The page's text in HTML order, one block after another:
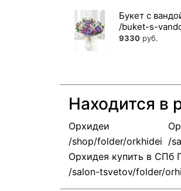
Букет с
9330 руб.
Находится в
Орхидеи
Орхидея купить в СПб